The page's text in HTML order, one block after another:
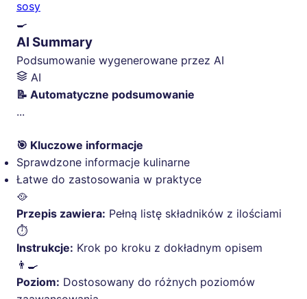
sosy
🍳
AI Summary
Podsumowanie wygenerowane przez AI
AI
📝 Automatyczne podsumowanie
...
🎯 Kluczowe informacje
Sprawdzone informacje kulinarne
Łatwe do zastosowania w praktyce
🥘
Przepis zawiera: Pełną listę składników z ilościami
⏱️
Instrukcje: Krok po kroku z dokładnym opisem
👨‍🍳
Poziom: Dostosowany do różnych poziomów